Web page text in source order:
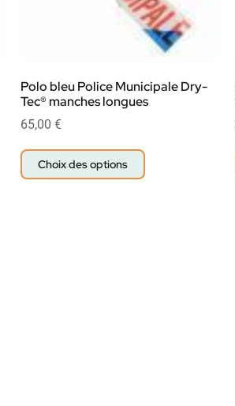
Polo bleu Police Municipale Dry-
Tec® manches longues
65,00€
Choix des options